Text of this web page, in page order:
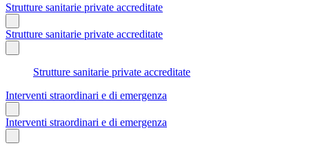
Strutture sanitarie private accreditate
Strutture sanitarie private accreditate
Strutture sanitarie private accreditate
Interventi straordinari e di emergenza
Interventi straordinari e di emergenza